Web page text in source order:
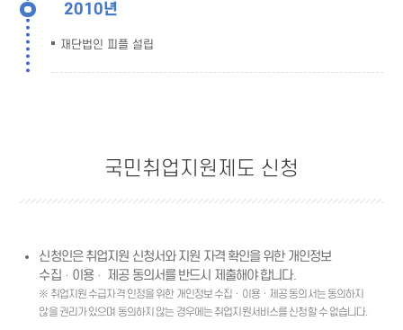
2010년
재단법인 피플 설립
국민취업지원제도 신청
신청인은 취업지원 신청서와 지원 자격 확인을 위한 개인정보
수집ᆞ이용ᆞ 제공 동의서를 반드시 제출해야 합니다.
※ 취업지원 수급자격 인정을 위한 개인정보 수집ㆍ이용ㆍ제공 동의서는 동의하지
않을 권리가 있으며 동의하지 않는 경우에는 취업지원서비스를 신청할 수 없습니다.